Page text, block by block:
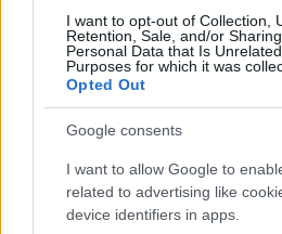
I want to opt-out of Collection,
Retention, Sale, and/or
Personal Data that Is
Purposes for which it was
Opted Out
Google consents
I want to allow Google to
related to advertising like
device identifiers in apps.
equilibri: imprese come il
Abramo, del decollo del
Oriente (Imec) o del Piano
veramente implementate
ampia dell’Occidente
l’altro aiuti a tenere a bada
perlopiù intempestivi
degli Erdogan.